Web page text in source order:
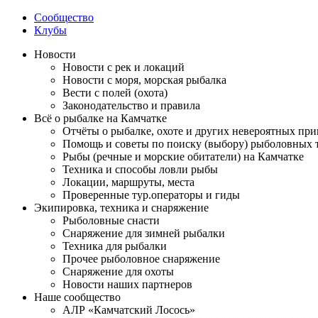
Сообщество
Клубы
Новости
Новости с рек и локаций
Новости с моря, морская рыбалка
Вести с полей (охота)
Законодательство и правила
Всё о рыбалке на Камчатке
Отчёты о рыбалке, охоте и других невероятных
Помощь и советы по поиску (выбору) рыболовных
Рыбы (речные и морские обитатели) на Камчатке
Техника и способы ловли рыбы
Локации, маршруты, места
Проверенные тур.операторы и гиды
Экипировка, техника и снаряжение
Рыболовные снасти
Снаряжение для зимней рыбалки
Техника для рыбалки
Прочее рыболовное снаряжение
Снаряжение для охоты
Новости наших партнеров
Наше сообщество
АЛР «Камчатский Лосось»